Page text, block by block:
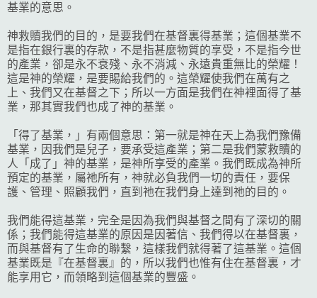
基業的意思。
神救贖我們的目的，是要我們在基督裏得基業；這個基業不
是指在銀行裏的存款，不是指甚麼物質的享受，不是指今世
的產業，卻是永不衰殘、永不消減、永遠貴重無比的榮耀！
這是神的榮耀，是要賜給我們的。這榮耀使我們在萬有之
上、我們又在基督之下；所以一方面是我們在神裡面得了基
業，那其實我們也成了神的基業。
「得了基業，」有兩個意思：第一就是神在天上為我們豫備
基業，因我們是兒子，要承受這產業；第二是我們蒙救贖的
人「成了」神的基業，是神所享受的產業。我們既成為神所
預定的基業，屬祂所有，神就必負我們一切的責任，要保
護、管理、照顧我們，直到祂在我們身上達到祂的目的。
我們能得這基業，完全是因為我們與基督之間有了深切的關
係；我們能得這基業的原因是因著信、我們得以在基督裏，
而與基督有了生命的聯繫，這樣我們就得著了這基業。這個
基業既是『在基督裏』的，所以我們也惟有住在基督裏，才
能享用它，而領略到這個基業的豐盛。